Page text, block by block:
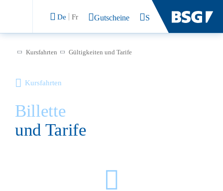
De Fr Gutscheine Suchen
Kursfahrten Gültigkeiten und Tarife
Kursfahrten
Billette
und Tarife